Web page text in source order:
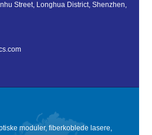
Street, Longhua District, Shenzhen,
moduler, fiberkoblede lasere,